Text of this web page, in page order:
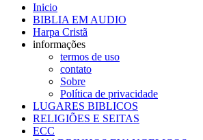
Inicio
BIBLIA EM AUDIO
Harpa Cristã
informações
termos de uso
contato
Sobre
Política de privacidade
LUGARES BIBLICOS
RELIGIÕES E SEITAS
ECC